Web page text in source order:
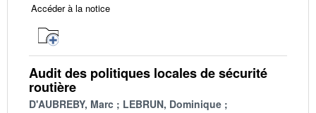
Accéder à la notice
Audit des politiques locales de sécurité
routière
D'AUBREBY, Marc
LEBRUN, Dominique